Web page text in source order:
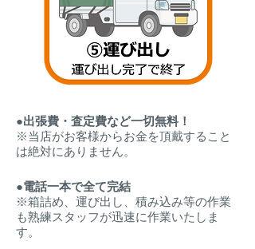
●出張費・査定費など一切無料！
※当店がお客様からお金を頂戴すること
は絶対にありません。
●電話一本で全て完結
※箱詰め、運び出し、積み込み等の作業
も熟練スタッフが迅速に作業いたしま
す。